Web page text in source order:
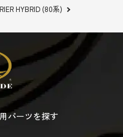
HYBRID (80系)
パーツを探す